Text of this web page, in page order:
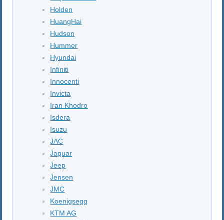
Holden
HuangHai
Hudson
Hummer
Hyundai
Infiniti
Innocenti
Invicta
Iran Khodro
Isdera
Isuzu
JAC
Jaguar
Jeep
Jensen
JMC
Koenigsegg
KTM AG